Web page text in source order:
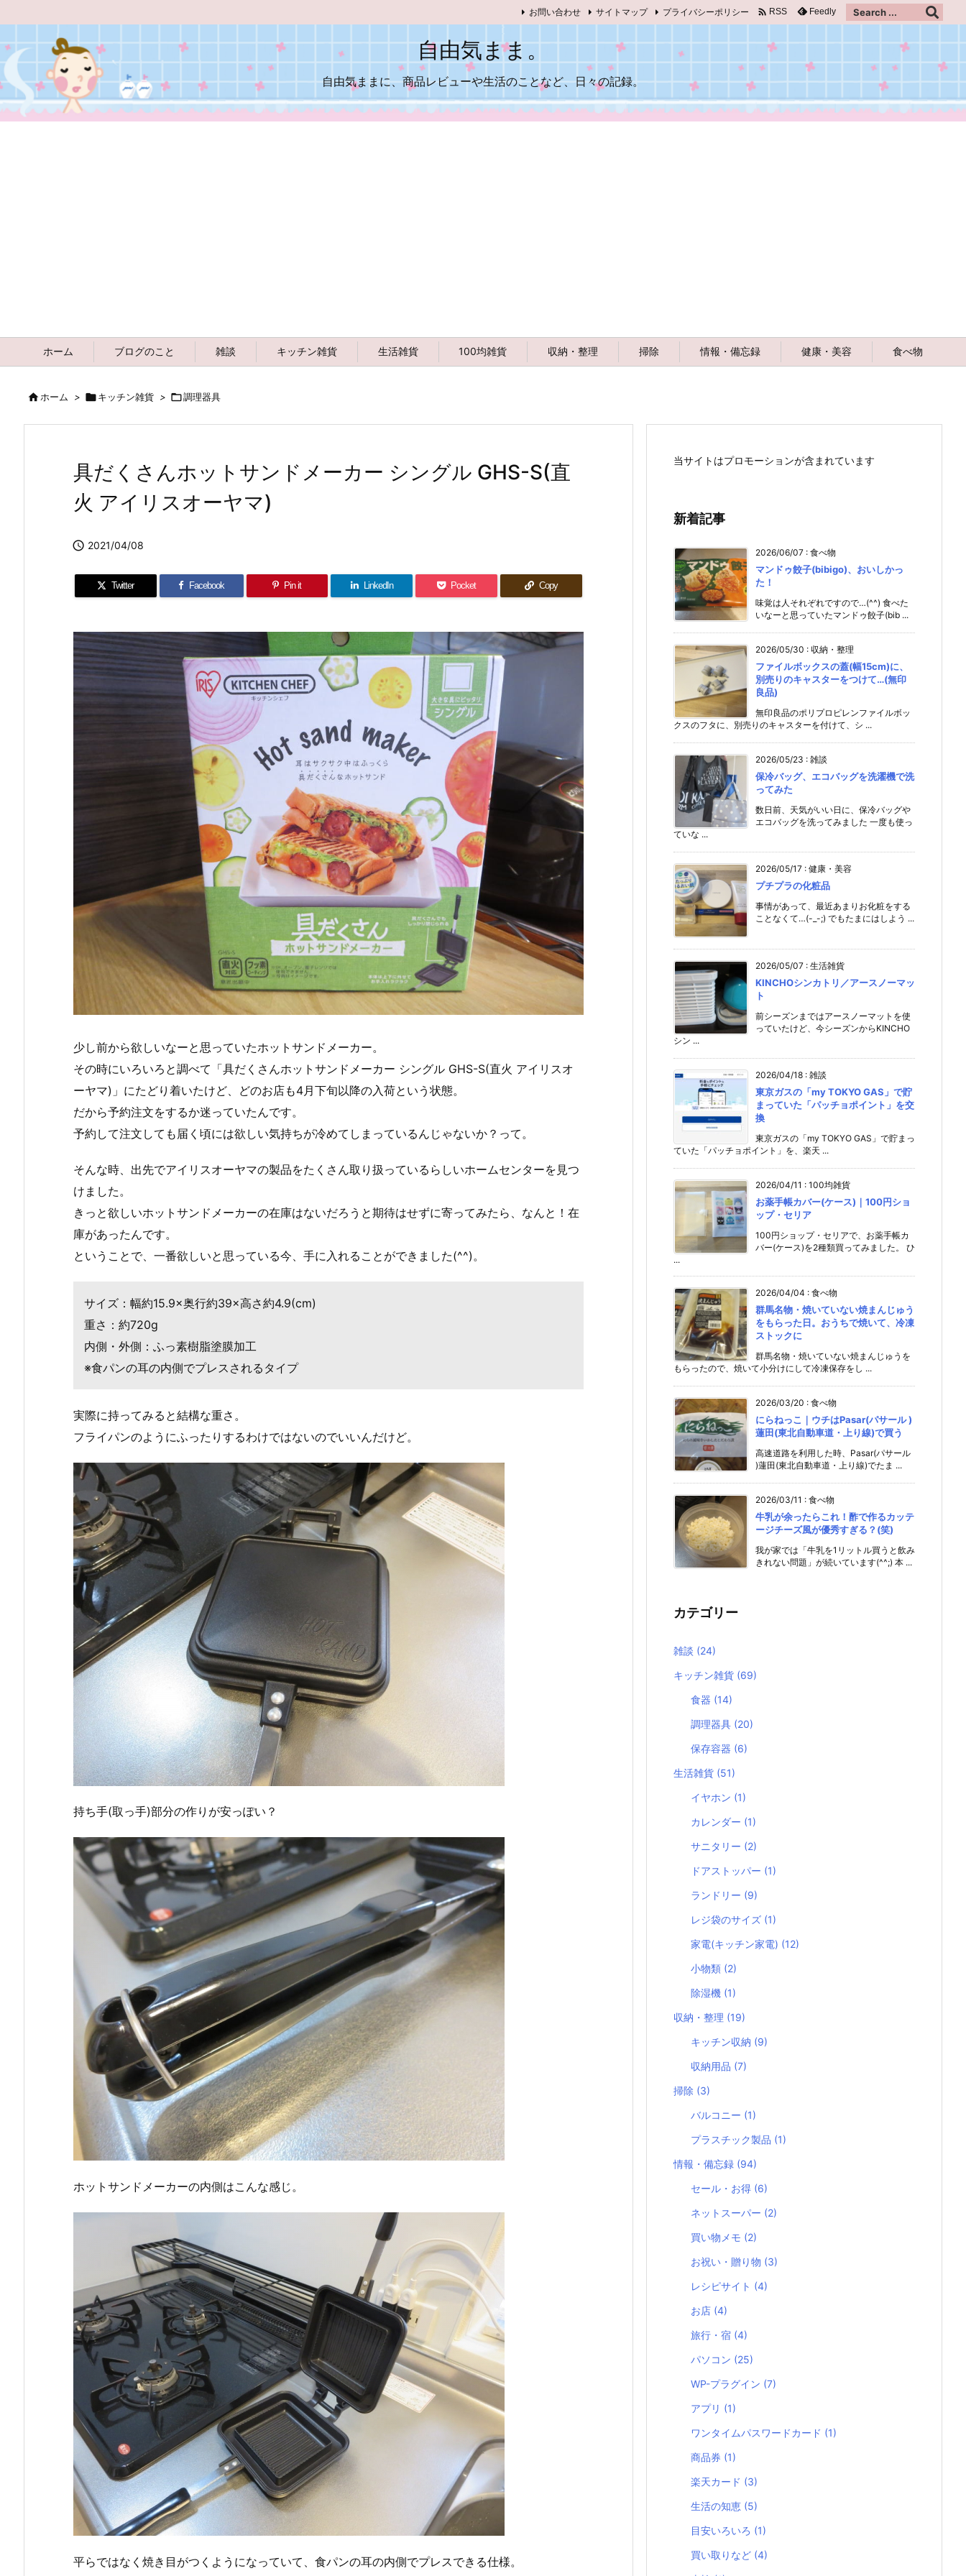
自由気まま。
自由気ままに、商品レビューや生活のことなど、日々の記録。
ホーム ブログのこと 雑談 キッチン雑貨 生活雑貨 100均雑貨 収納・整理 掃除 情報・備忘録 健康・美容 食べ物
お問い合わせ サイトマップ プライバシーポリシー  RSS Feedly
ホーム > キッチン雑貨 > 調理器具
具だくさんホットサンドメーカー シングル GHS-S(直
火 アイリスオーヤマ)
 2021/04/08
Twitter Facebook Pin it LinkedIn Pocket Copy
少し前から欲しいなーと思っていたホットサンドメーカー。
その時にいろいろと調べて「具だくさんホットサンドメーカー シングル GHS-S(直火 アイリスオ
ーヤマ)」にたどり着いたけど、どのお店も4月下旬以降の入荷という状態。
だから予約注文をするか迷っていたんです。
予約して注文しても届く頃には欲しい気持ちが冷めてしまっているんじゃないか？って。
そんな時、出先でアイリスオーヤマの製品をたくさん取り扱っているらしいホームセンターを見つ
けました。
きっと欲しいホットサンドメーカーの在庫はないだろうと期待はせずに寄ってみたら、なんと！在
庫があったんです。
ということで、一番欲しいと思っている今、手に入れることができました(^^)。
サイズ：幅約15.9×奥行約39×高さ約4.9(cm)
重さ： 約720g
内側・外側：ふっ素樹脂塗膜加工
※食パンの耳の内側でプレスされるタイプ
実際に持ってみると結構な重さ。
フライパンのようにふったりするわけではないのでいいんだけど。
持ち手(取っ手)部分の作りが安っぽい？
ホットサンドメーカーの内側はこんな感じ。
平らではなく焼き目がつくようになっていて、食パンの耳の内側でプレスできる仕様。
当サイトはプロモーションが含まれています
新着記事
2026/06/07 : 食べ物
マンドゥ餃子(bibigo)、おいしかっ
た！
味覚は人それぞれですので…(^^) 食べた
いなーと思っていたマンドゥ餃子(bib ...
2026/05/30 : 収納・整理
ファイルボックスの蓋(幅15cm)に、
別売りのキャスターをつけて…(無印
良品)
無印良品のポリプロピレンファイルボッ
クスのフタに、別売りのキャスターを付けて、シ ...
2026/05/23 : 雑談
保冷バッグ、エコバッグを洗濯機で洗
ってみた
数日前、天気がいい日に、保冷バッグや
エコバッグを洗ってみました 一度も使っ
ていな ...
2026/05/17 : 健康・美容
プチプラの化粧品
事情があって、最近あまりお化粧をする
ことなくて…(-_-;) でもたまにはしよう ...
2026/05/07 : 生活雑貨
KINCHOシンカトリ／アースノーマッ
ト
前シーズンまではアースノーマットを使
っていたけど、今シーズンからKINCHO
シン ...
2026/04/18 : 雑談
東京ガスの「my TOKYO GAS」で貯
まっていた「パッチョポイント」を交
換
東京ガスの「my TOKYO GAS」で貯まっ
ていた「パッチョポイント」を、楽天 ...
2026/04/11 : 100均雑貨
お薬手帳カバー(ケース)｜100円ショ
ップ・セリア
100円ショップ・セリアで、お薬手帳カ
バー(ケース)を2種類買ってみました。 ひ
...
2026/04/04 : 食べ物
群馬名物・焼いていない焼まんじゅう
をもらった日。おうちで焼いて、冷凍
ストックに
群馬名物・焼いていない焼まんじゅうを
もらったので、焼いて小分けにして冷凍保存をし ...
2026/03/20 : 食べ物
にらねっこ｜ウチはPasar(パサール )
蓮田(東北自動車道・上り線)で買う
高速道路を利用した時、Pasar(パサール
)蓮田(東北自動車道・上り線)でたま ...
2026/03/11 : 食べ物
牛乳が余ったらこれ！酢で作るカッテ
ージチーズ風が優秀すぎる？(笑)
我が家では「牛乳を1リットル買うと飲み
きれない問題」が続いています(^^;) 本 ...
カテゴリー
雑談 (24)
キッチン雑貨 (69)
食器 (14)
調理器具 (20)
保存容器 (6)
生活雑貨 (51)
イヤホン (1)
カレンダー (1)
サニタリー (2)
ドアストッパー (1)
ランドリー (9)
レジ袋のサイズ (1)
家電(キッチン家電) (12)
小物類 (2)
除湿機 (1)
収納・整理 (19)
キッチン収納 (9)
収納用品 (7)
掃除 (3)
バルコニー (1)
プラスチック製品 (1)
情報・備忘録 (94)
セール・お得 (6)
ネットスーパー (2)
買い物メモ (2)
お祝い・贈り物 (3)
レシピサイト (4)
お店 (4)
旅行・宿 (4)
パソコン (25)
WP-プラグイン (7)
アプリ (1)
ワンタイムパスワードカード (1)
商品券 (1)
楽天カード (3)
生活の知恵 (5)
目安いろいろ (1)
買い取りなど (4)